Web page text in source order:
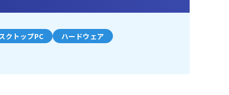
クトップPC ハードウェア